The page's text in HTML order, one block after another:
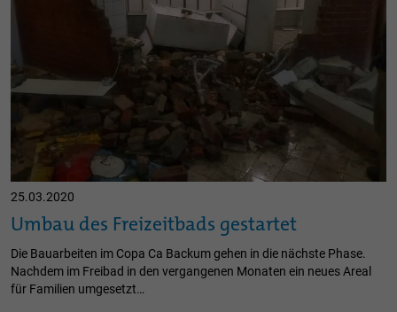
25.03.2020
Umbau des Freizeitbads gestartet
Die Bauarbeiten im Copa Ca Backum gehen in die nächste Phase.
Nachdem im Freibad in den vergangenen Monaten ein neues Areal
für Familien umgesetzt…